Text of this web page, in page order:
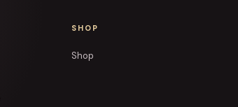
SHOP
Shop